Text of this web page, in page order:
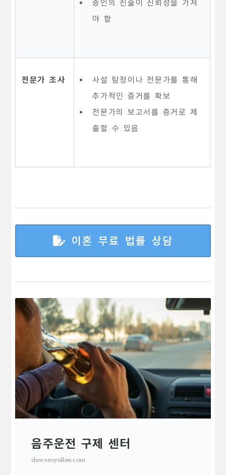
증인의 진술이 신뢰성을 가져
야 함
전문가 조사
사설 탐정이나 전문가를 통해
추가적인 증거를 확보
전문가의 보고서를 증거로 제
출할 수 있음
이혼 무료 법률 상담
음주운전 구제 센터
duw.seoyullaw.com